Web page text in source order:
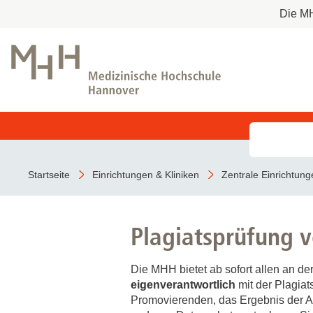
Die
Stationäre Behandlung
Vor Ihrem Aufenthalt
Beendigung Ihres Aufenthaltes
Ambulante Behandlung
Institute der MHH
Partnereinrichtungen
COVID-19
Zentrale Forschungseinrichtungen
Hannover Unified Biobank HUB
Studierendensekretariat
Studieninteressierte
Deine Karriere-Chancen im Überblick
Benefits
Startseite Einrichtungen & Kliniken Zentrale
Plagiatsprüfung
Die MHH bietet ab sofort allen an
eigenverantwortlich mit der
Promovierenden, das Ergebnis der